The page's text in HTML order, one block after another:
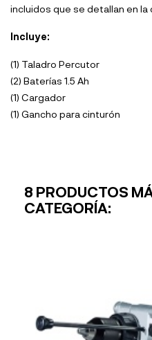
incluidos que se detallan en
Incluye:
(1) Taladro Percutor
(2) Baterías 1.5 Ah
(1) Cargador
(1) Gancho para cinturón
8 PRODUCTOS
CATEGORÍA: